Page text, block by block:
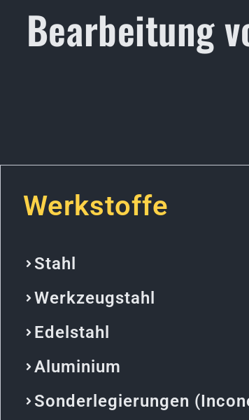
Bearbeitung
Werkstoffe
Stahl
Werkzeugstahl
Edelstahl
Aluminium
Sonderlegierungen